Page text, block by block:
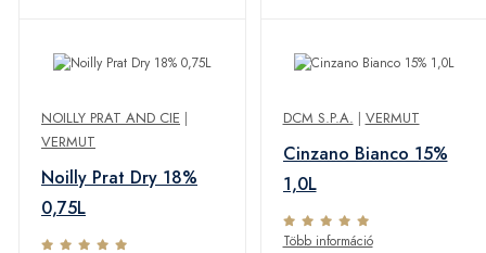
NOILLY PRAT AND CIE |
VERMUT
Noilly Prat Dry 18%
0,75L
DCM S.P.A. | VERMUT
Cinzano Bianco 15%
1,0L
Több információ